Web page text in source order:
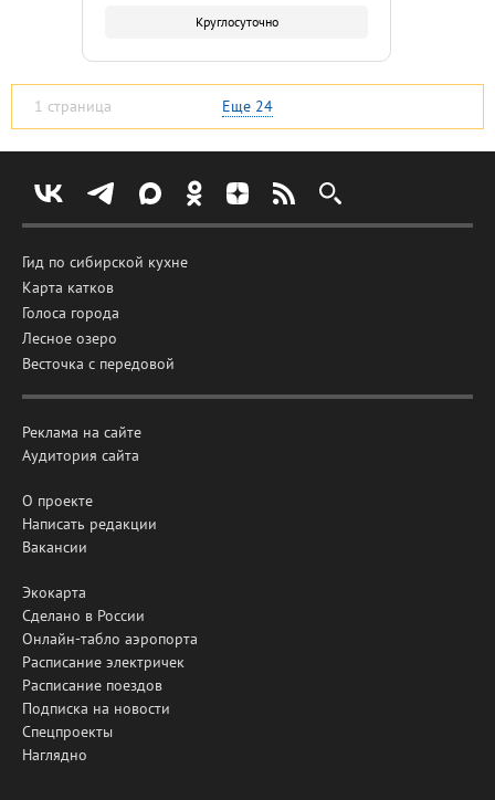
Круглосуточно
1 страница Еще 24
Гид по сибирской кухне
Карта катков
Голоса города
Лесное озеро
Весточка с передовой
Реклама на сайте
Аудитория сайта
О проекте
Написать редакции
Вакансии
Экокарта
Сделано в России
Онлайн-табло аэропорта
Расписание электричек
Расписание поездов
Подписка на новости
Спецпроекты
Наглядно